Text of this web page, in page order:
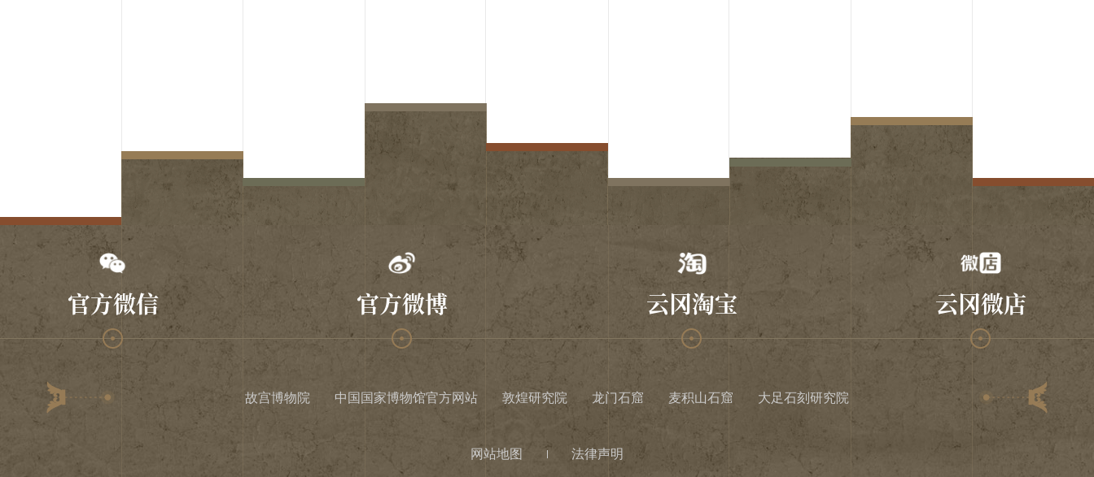
官方微信 官方微博 云冈淘宝 云冈微店
故宫博物院 中国国家博物馆官方网站 敦煌研究院 龙门石窟 麦积山石窟 大足石刻研究院
网站地图 法律声明